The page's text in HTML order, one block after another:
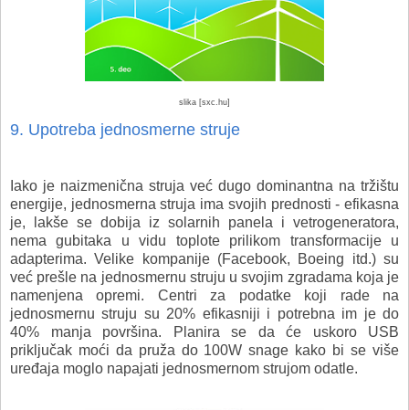
slika [sxc.hu]
9. Upotreba jednosmerne struje
Iako je naizmenična struja već dugo dominantna na tržištu
energije, jednosmerna struja ima svojih prednosti - efikasna
je, lakše se dobija iz solarnih panela i vetrogeneratora,
nema gubitaka u vidu toplote prilikom transformacije u
adapterima. Velike kompanije (Facebook, Boeing itd.) su
već prešle na jednosmernu struju u svojim zgradama koja je
namenjena opremi. Centri za podatke koji rade na
jednosmernu struju su 20% efikasniji i potrebna im je do
40% manja površina. Planira se da će uskoro USB
priključak moći da pruža do 100W snage kako bi se više
uređaja moglo napajati jednosmernom strujom odatle.